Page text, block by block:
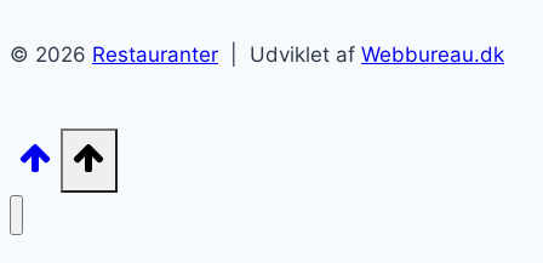
© 2026 Restauranter | Udviklet af Webbureau.dk